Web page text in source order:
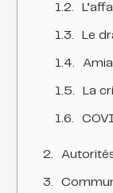
Le
La
COVID-
Autorités